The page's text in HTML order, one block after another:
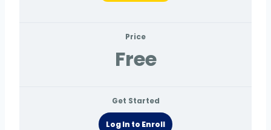
Price
Free
Get Started
Log In to Enroll